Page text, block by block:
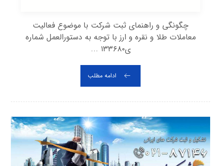
چگونگی و راهنمای ثبت شرکت با موضوع فعالیت
معاملات طلا و نقره و ارز با توجه به دستورالعمل شماره
ی۱۳۳۶۸۰ ...
ادامه مطلب